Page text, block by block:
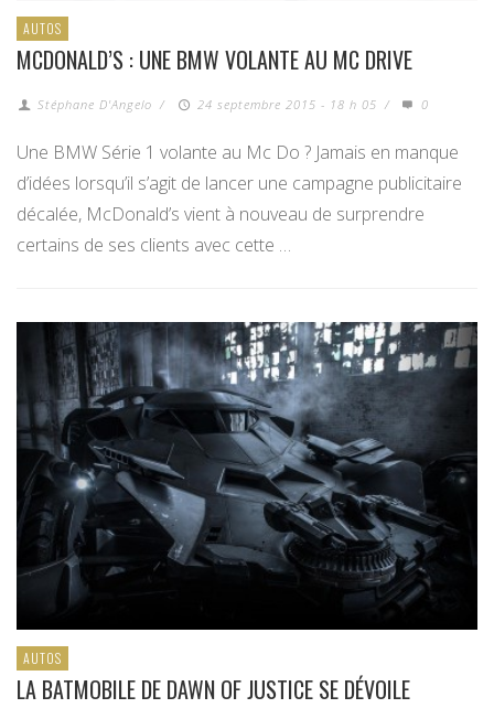
AUTOS
MCDONALD’S : UNE BMW VOLANTE AU MC DRIVE
Stéphane D'Angelo / 24 septembre 2015 - 18 h 05 / 0
Une BMW Série 1 volante au Mc Do ? Jamais en manque
d’idées lorsqu’il s’agit de lancer une campagne publicitaire
décalée, McDonald’s vient à nouveau de surprendre
certains de ses clients avec cette …
AUTOS
LA BATMOBILE DE DAWN OF JUSTICE SE DÉVOILE